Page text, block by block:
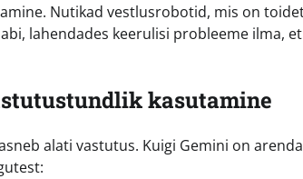
Nutikad vestlusrobotid, mis on
lahendades keerulisi probleeme ilma,
kasutamine
alati vastutus. Kuigi Gemini on